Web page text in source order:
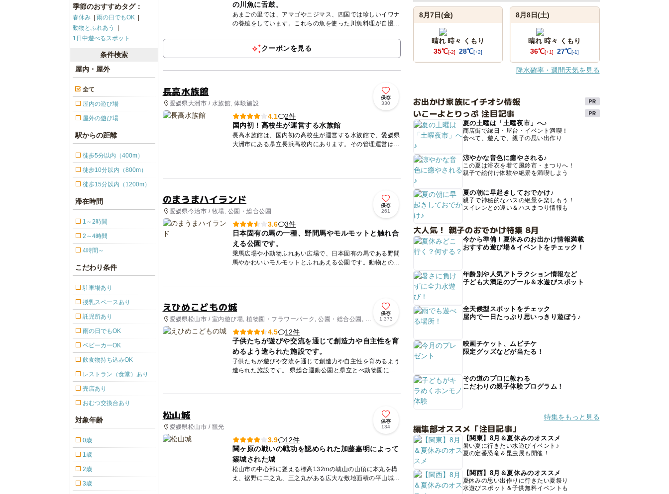
の川魚に舌鼓。
あまごの里では、アマゴやニジマス、四国では珍しいイワナ
の養殖をしています。これらの魚を使った川魚料理が自慢で
を、その場で料...
クーポンを見る
長高水族館
愛媛県大洲市 / 水族館, 体験施設
保存
330
4.1
2件
国内初！高校生が運営する水族館
長高水族館は、国内初の高校生が運営する水族館で、愛媛県
大洲市にある県立長浜高校内にあります。その管理運営は長
のまうまハイランド
愛媛県今治市 / 牧場, 公園・総合公園
保存
261
3.6
3件
日本固有の馬の一種、野間馬やモルモットと触れ合
える公園です。
乗馬広場や小動物ふれあい広場で、日本固有の馬である野間
馬やかわいいモルモットとふれあえる公園です。動物との触
えひめこどもの城
愛媛県松山市 / 室内遊び場, 植物園・フラワーパーク, 公園・総合公園, レ
ストラン・カフェ
保存
1,373
4.5
12件
子供たちが遊びや交流を通じて創造力や自主性を育
めるよう造られた施設です。
子供たちが遊びや交流を通じて創造力や自主性を育めるよう
造られた施設です。 県総合運動公園と県立とべ動物園に隣
松山城
愛媛県松山市 / 観光
保存
134
3.9
12件
関ヶ原の戦いの戦功を認められた加藤嘉明によって
築城された城
松山市の中心部に聳える標高132mの城山の山頂に本丸を構
え、裾野に二之丸、三之丸がある広大な敷地面積の平山城で
季節のおすすめタグ：
春休み
雨の日でもOK
動物とふれあう
1日中遊べるスポット
条件検索
屋内・屋外
全て
屋内の遊び場
屋外の遊び場
駅からの距離
徒歩5分以内（400m）
徒歩10分以内（800m）
徒歩15分以内（1200m）
滞在時間
1～2時間
2～4時間
4時間～
こだわり条件
駐車場あり
授乳スペースあり
託児所あり
雨の日でもOK
ベビーカーOK
飲食物持ち込みOK
レストラン（食堂）あり
売店あり
おむつ交換台あり
対象年齢
0歳
1歳
2歳
3歳
8月7日(金)
晴れ 時々 くもり
35℃[-2] 28℃[+2]
8月8日(土)
晴れ 時々 くもり
36℃[+1] 27℃[-1]
降水確率・週間天気を見る
お出かけ家族にイチオシ情報
いこーよとりっぷ 注目記事
夏の土曜は「土曜夜市」へ♪
商店街で縁日・屋台・イベント満喫！
食べて、遊んで、親子の思い出作り
涼やかな音色に癒やされる♪
この夏は浴衣を着て風鈴市・まつりへ！
親子で絵付け体験や絶景を満喫しよう
夏の朝に早起きしておでかけ♪
親子で神秘的なハスの絶景を楽しもう！
スイレンとの違い＆ハスまつり情報も
大人気！ 親子のおでかけ特集 8月
今から準備！夏休みのお出かけ情報満載
おすすめ遊び場＆イベントをチェック！
年齢別や人気アトラクション情報など
子ども大満足のプール＆水遊びスポット
全天候型スポットをチェック
屋内で一日たっぷり思いっきり遊ぼう♪
映画チケット、ムビチケ
限定グッズなどが当たる！
その道のプロに教わる
こだわりの親子体験プログラム！
特集をもっと見る
編集部オススメ「注目記事」
【関東】8月＆夏休みのオススメ
暑い夏に行きたい水遊びイベント♪
夏の定番恐竜＆昆虫展も開催！
【関西】8月＆夏休みのオススメ
夏休みの思い出作りに行きたい夏祭り
水遊びスポット＆子供無料イベントも